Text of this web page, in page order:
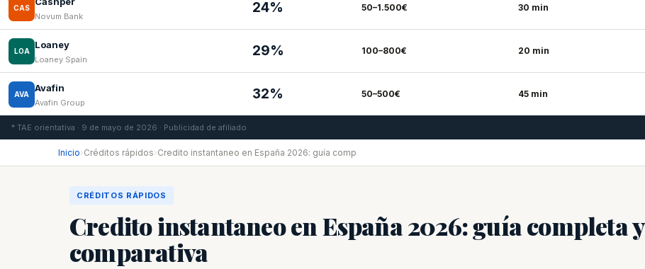
CAS
Novum Bank
24% 50–1.500€ 30 min
LOA
Loaney
Loaney Spain
29% 100–800€ 20 min
AVA
Avafin
Avafin Group
32% 50–500€ 45 min
* TAE orientativa · 9 de mayo de 2026 · Publicidad de afiliado
Inicio›Créditos rápidos›Credito instantaneo en España 2026: guía comp
CRÉDITOS RÁPIDOS
Credito instantaneo en España 2026: guía completa y
comparativa